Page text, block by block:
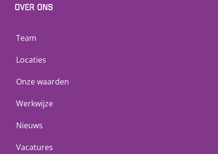
OVER ONS
Team
Locaties
Onze waarden
Werkwijze
Nieuws
Vacatures